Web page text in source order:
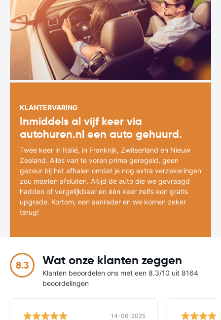
KLANTERVARING
Inmiddels al vijf keer via
autohuren.nl een auto gehuurd.
Twee keer in Italië, in Frankrijk, Zwitserland en Nieuw
Zeeland. Alles van te voren prima geregeld, geen
gezeur bij het afhalen omdat je nog extra verzekeringen
zou moeten afsluiten. Altijd de auto die we gevraagd
hadden of vergelijkbaar en één keer zelfs een gratis
upgrade. Kortom, een aanrader en we komen zeker
terug!
8.3 Wat onze klanten zeggen
Klanten beoordelen ons met een 8.3/10 uit 8164
beoordelingen
14-06-2025